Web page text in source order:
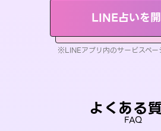
LINE占いを
※LINEアプリ内のサービスペー
よくある
FAQ